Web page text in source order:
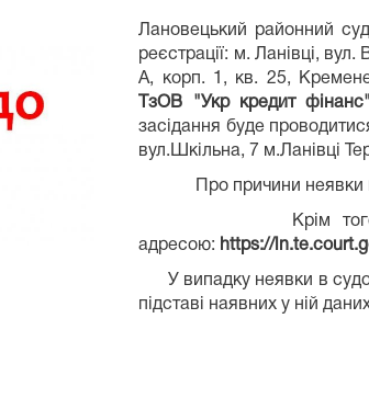
Лановецький районний
реєстрації: м. Ланівці,
А, корп. 1, кв. 25,
ТзОВ "Укр кредит
засідання буде
вул.Шкільна, 7 м.Ланівці
Про причини неявки
Крім
адресою: https://
У випадку неявки в
підставі наявних у ній